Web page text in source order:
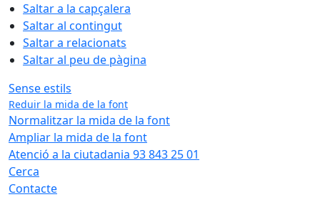
Saltar a la capçalera
Saltar al contingut
Saltar a relacionats
Saltar al peu de pàgina
Sense estils
Reduir la mida de la font
Normalitzar la mida de la font
Ampliar la mida de la font
Atenció a la ciutadania 93 843 25 01
Cerca
Contacte